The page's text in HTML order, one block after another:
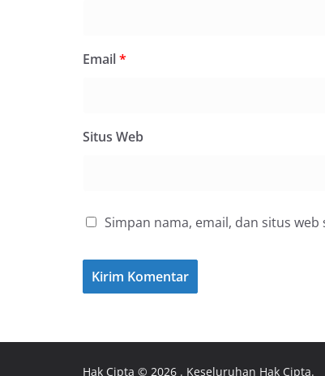
Email*
Situs Web
Simpan nama, email, dan situs
Hak Cipta © 2026 . Keseluruhan Hak Cipta.